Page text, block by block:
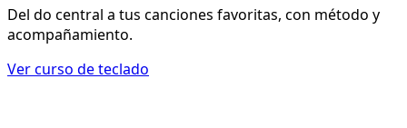
Del do central a tus canciones favoritas, con método y
acompañamiento.
Ver curso de teclado